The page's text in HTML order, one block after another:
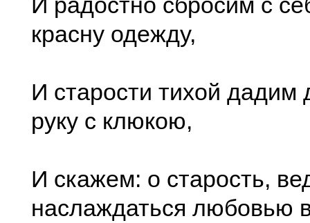
красну одежду,
И старости тихой
руку с клюкою,
И скажем: о старость,
наслаждаться любовью